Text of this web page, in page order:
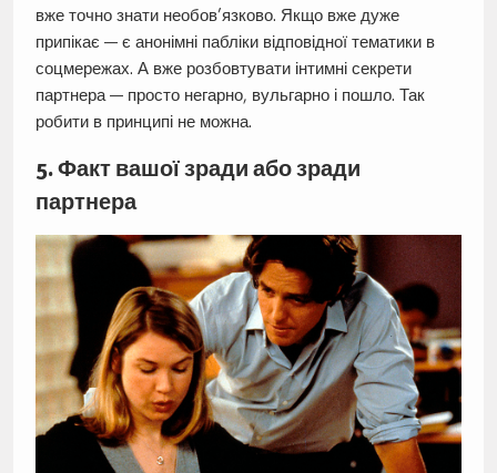
вже точно знати необов’язково. Якщо вже дуже
припікає — є анонімні пабліки відповідної тематики в
соцмережах. А вже розбовтувати інтимні секрети
партнера — просто негарно, вульгарно і пошло. Так
робити в принципі не можна.
5. Факт вашої зради або зради
партнера